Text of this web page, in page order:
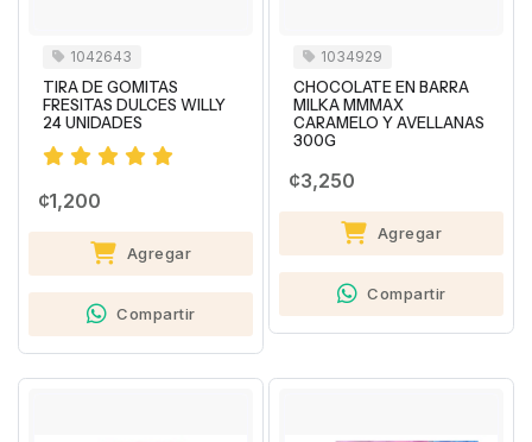
1042643
TIRA DE GOMITAS
FRESITAS DULCES WILLY
24 UNIDADES
¢1,200
Agregar
Compartir
1034929
CHOCOLATE EN BARRA
MILKA MMMAX
CARAMELO Y AVELLANAS
300G
¢3,250
Agregar
Compartir